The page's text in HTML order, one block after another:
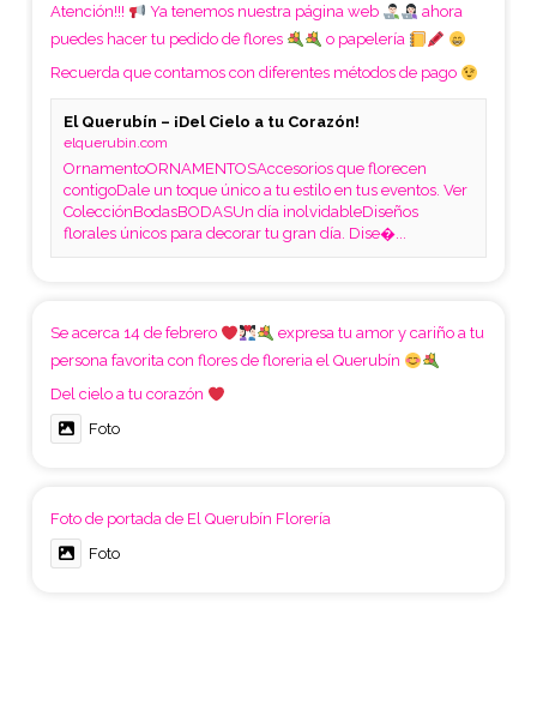
Atención!!! Ya tenemos nuestra página web
ahora
puedes hacer tu pedido de flores
o papelería
Recuerda que contamos con diferentes métodos de pago
El Querubín – ¡Del Cielo a tu Corazón!
elquerubin.com
OrnamentoORNAMENTOSAccesorios que florecen
contigoDale un toque único a tu estilo en tus eventos. Ver
ColecciónBodasBODASUn día inolvidableDiseños
florales únicos para decorar tu gran día. Dise�...
Se acerca 14 de febrero
expresa tu amor y cariño a tu
persona favorita con flores de floreria el Querubín
Del cielo a tu corazón
Foto
Foto de portada de El Querubín Florería
Foto